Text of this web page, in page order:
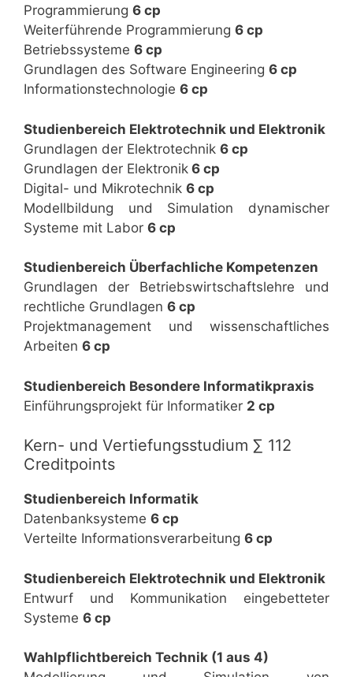
Programmierung 6 cp
Weiterführende Programmierung 6 cp
Betriebssysteme 6 cp
Grundlagen des Software Engineering 6 cp
Informationstechnologie 6 cp
Studienbereich Elektrotechnik und Elektronik
Grundlagen der Elektrotechnik 6 cp
Grundlagen der Elektronik 6 cp
Digital- und Mikrotechnik 6 cp
Modellbildung und Simulation dynamischer
Systeme mit Labor 6 cp
Studienbereich Überfachliche Kompetenzen
Grundlagen der Betriebswirtschaftslehre und
rechtliche Grundlagen 6 cp
Projektmanagement und wissenschaftliches
Arbeiten 6 cp
Studienbereich Besondere Informatikpraxis
Einführungsprojekt für Informatiker 2 cp
Kern- und Vertiefungsstudium ∑ 112
Creditpoints
Studienbereich Informatik
Datenbanksysteme 6 cp
Verteilte Informationsverarbeitung 6 cp
Studienbereich Elektrotechnik und Elektronik
Entwurf und Kommunikation eingebetteter
Systeme 6 cp
Wahlpflichtbereich Technik (1 aus 4)